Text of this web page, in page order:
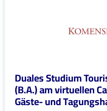
Duales Studium
(B.A.) am virtuellen
Gäste- und